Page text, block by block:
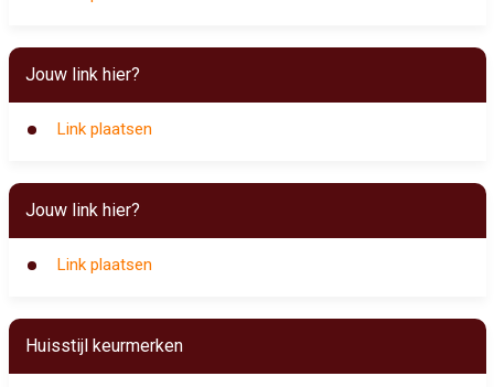
Jouw link hier?
Link plaatsen
Jouw link hier?
Link plaatsen
Huisstijl keurmerken